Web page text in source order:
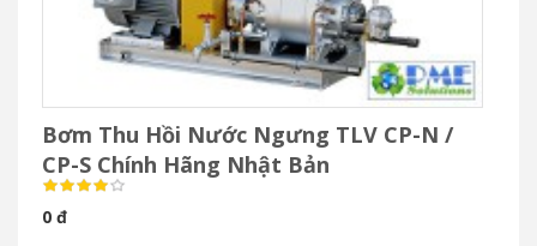
Bơm Thu Hồi Nước Ngưng TLV CP-N /
CP-S Chính Hãng Nhật Bản
0 đ